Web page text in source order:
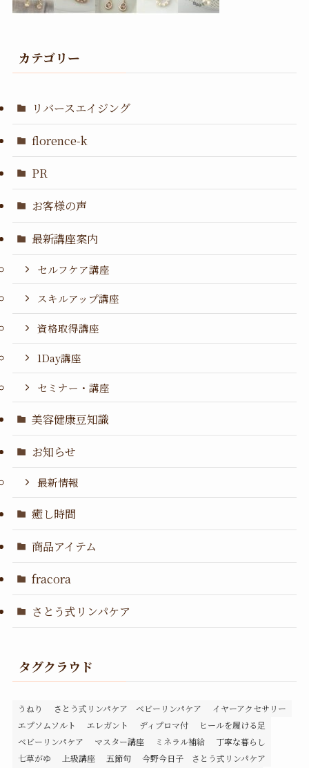
カテゴリー
リバースエイジング
florence-k
PR
お客様の声
最新講座案内
セルフケア講座
スキルアップ講座
資格取得講座
1Day講座
セミナー・講座
美容健康豆知識
お知らせ
最新情報
癒し時間
商品アイテム
fracora
さとう式リンパケア
タグクラウド
うねり さとう式リンパケア ベビーリンパケア
イヤーアクセサリー
エプソムソルト
エレガント ディプロマ付
ヒールを履ける足
ベビーリンパケア
マスター講座 ミネラル補給
丁寧な暮らし
七草がゆ
上級講座 五節句 今野今日子 さとう式リンパケア